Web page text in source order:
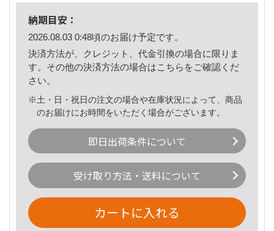
納期目安：
2026.08.03 0:48頃のお届け予定です。
決済方法が、クレジット、代金引換の場合に限りま
す。その他の決済方法の場合はこちら をご確認くだ
さい。
※土・日・祝日の注文の場合や在庫状況によって、商品
のお届けにお時間をいただく場合がございます。
即日出荷条件について
受け取り方法・送料について
カートに入れる